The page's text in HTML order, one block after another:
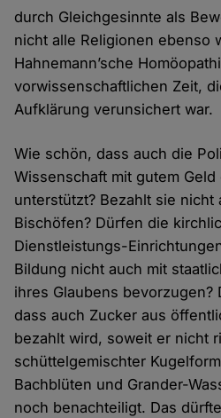
durch Gleichgesinnte als
nicht alle Religionen ebenso
Hahnemann’sche
vorwissenschaftlichen Zeit,
Aufklärung verunsichert war.
Wie schön, dass auch die
Wissenschaft mit gutem
unterstützt? Bezahlt sie nicht
Bischöfen? Dürfen die
Dienstleistungs-
Bildung nicht auch mit
ihres Glaubens bevorzugen?
dass auch Zucker aus
bezahlt wird, soweit er nicht
schüttelgemischter
Bachblüten und Grander-
noch benachteiligt. Das